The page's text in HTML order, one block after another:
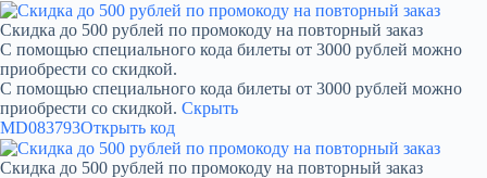
Скидка до 500 рублей по промокоду на повторный заказ
С помощью специального кода билеты от 3000 рублей можно
приобрести со скидкой.
С помощью специального кода билеты от 3000 рублей можно
приобрести со скидкой. Скрыть
MD083793Открыть код
Скидка до 500 рублей по промокоду на повторный заказ